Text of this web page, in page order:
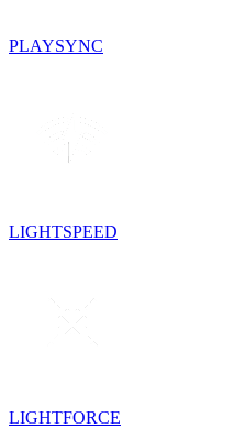
PLAYSYNC
LIGHTSPEED
LIGHTFORCE